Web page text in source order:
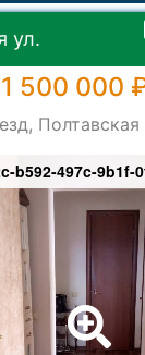
ул.
500 000
Полтавская
b592-497c-9b1f-